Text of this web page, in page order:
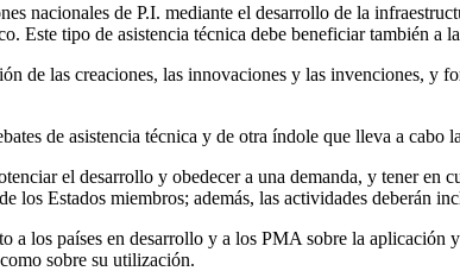
nacionales de P.I. mediante el desarrollo de la
tipo de asistencia técnica debe beneficiar también a
de las creaciones, las innovaciones y las invenciones, y
de asistencia técnica y de otra índole que lleva a cabo
el desarrollo y obedecer a una demanda, y tener en
Estados miembros; además, las actividades deberán
los países en desarrollo y a los PMA sobre la aplicación
sobre su utilización.